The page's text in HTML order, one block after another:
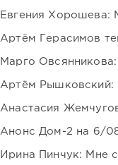
Евгения Хорошева:
Артём Герасимов
Марго
Артём Рышковский:
Анастасия
Анонс Дом-2 на 6/
Ирина Пинчук: Мне